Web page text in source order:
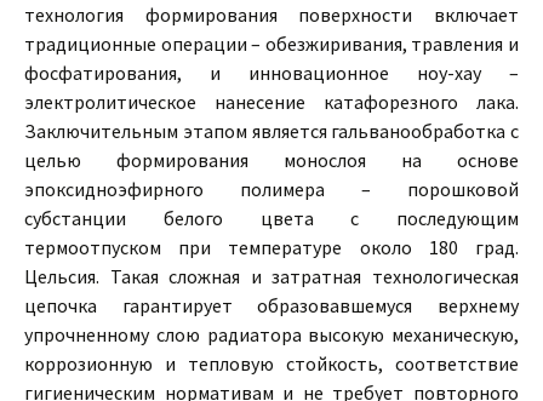
технология формирования поверхности включает
традиционные операции – обезжиривания, травления и
фосфатирования, и инновационное ноу-хау –
электролитическое нанесение катафорезного лака.
Заключительным этапом является гальванообработка с
целью формирования монослоя на основе
эпоксидноэфирного полимера – порошковой
субстанции белого цвета с последующим
термоотпуском при температуре около 180 град.
Цельсия. Такая сложная и затратная технологическая
цепочка гарантирует образовавшемуся верхнему
упрочненному слою радиатора высокую механическую,
коррозионную и тепловую стойкость, соответствие
гигиеническим нормативам и не требует повторного